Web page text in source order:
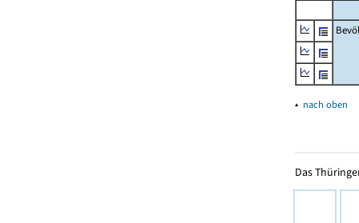
▴ nach oben
Das